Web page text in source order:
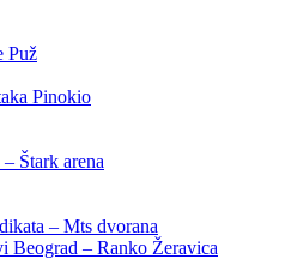
Puž
Pinokio
Štark arena
– Mts dvorana
Beograd – Ranko Žeravica